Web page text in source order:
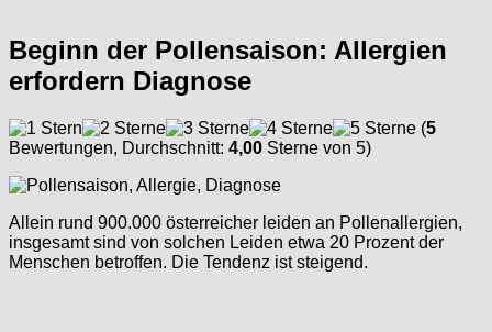
Beginn der Pollensaison: Allergien
erfordern Diagnose
(5
Bewertungen, Durchschnitt: 4,00 Sterne von 5)
Allein rund 900.000 österreicher leiden an Pollenallergien,
insgesamt sind von solchen Leiden etwa 20 Prozent der
Menschen betroffen. Die Tendenz ist steigend.